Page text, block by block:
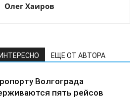
Олег Хаиров
ЕЩЕ ОТ АВТОРА
Волгограда
пять рейсов